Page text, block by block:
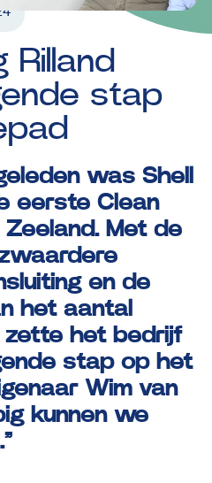
Rilland
stap
was Shell
eerste Clean
Zeeland. Met de
en de
het aantal
zette het bedrijf
stap op het
Wim van
kunnen we